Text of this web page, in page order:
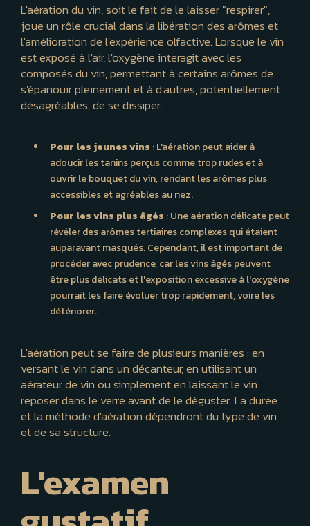
L'aération du vin, soit le fait de le laisser "respirer",
joue un rôle crucial dans la libération des arômes et
l'amélioration de l'expérience olfactive. Lorsque le vin
est exposé à l'air, l'oxygène interagit avec les
composés du vin, permettant à certains arômes de
s'épanouir pleinement et à d'autres, potentiellement
désagréables, de se dissiper.
Pour les jeunes vins : L'aération peut aider à
adoucir les tanins perçus comme trop rudes et à
ouvrir le bouquet du vin, rendant les arômes plus
accessibles et agréables au nez.
Pour les vins plus âgés : Une aération délicate peut
révéler des arômes tertiaires complexes qui étaient
auparavant masqués. Cependant, il est important de
procéder avec prudence, car les vins âgés peuvent
être plus délicats et l'exposition excessive à l'oxygène
pourrait les faire évoluer trop rapidement, voire les
détériorer.
L'aération peut se faire de plusieurs manières : en
versant le vin dans un décanteur, en utilisant un
aérateur de vin ou simplement en laissant le vin
reposer dans le verre avant de le déguster. La durée
et la méthode d'aération dépendront du type de vin
et de sa structure.
L'examen